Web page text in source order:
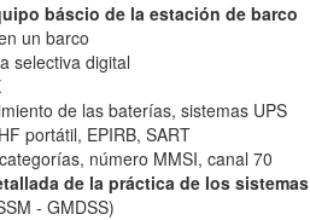
báscio de la estación de barco
un barco
selectiva digital
de las baterías, sistemas UPS
portátil, EPIRB, SART
número MMSI, canal 70
de la práctica de los
- GMDSS)